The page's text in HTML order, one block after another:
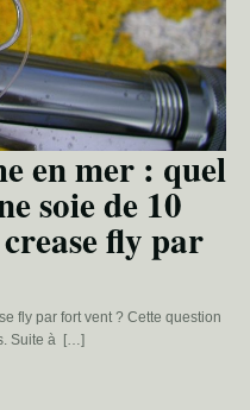
en mer : quel
soie de 10
fly par
fly par fort vent ? Cette question
Suite à […]